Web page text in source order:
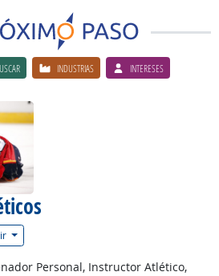
INDUSTRIAS INTERESES
de la carrera
Personal, Instructor Atlético,